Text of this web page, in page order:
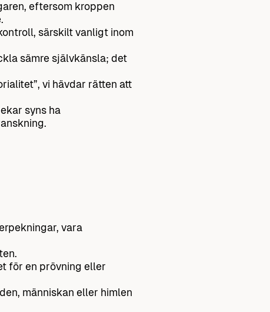
eftersom kroppen
särskilt vanligt inom
sämre självkänsla; det
vi hävdar rätten att
syns ha
vara
för en prövning eller
människan eller himlen